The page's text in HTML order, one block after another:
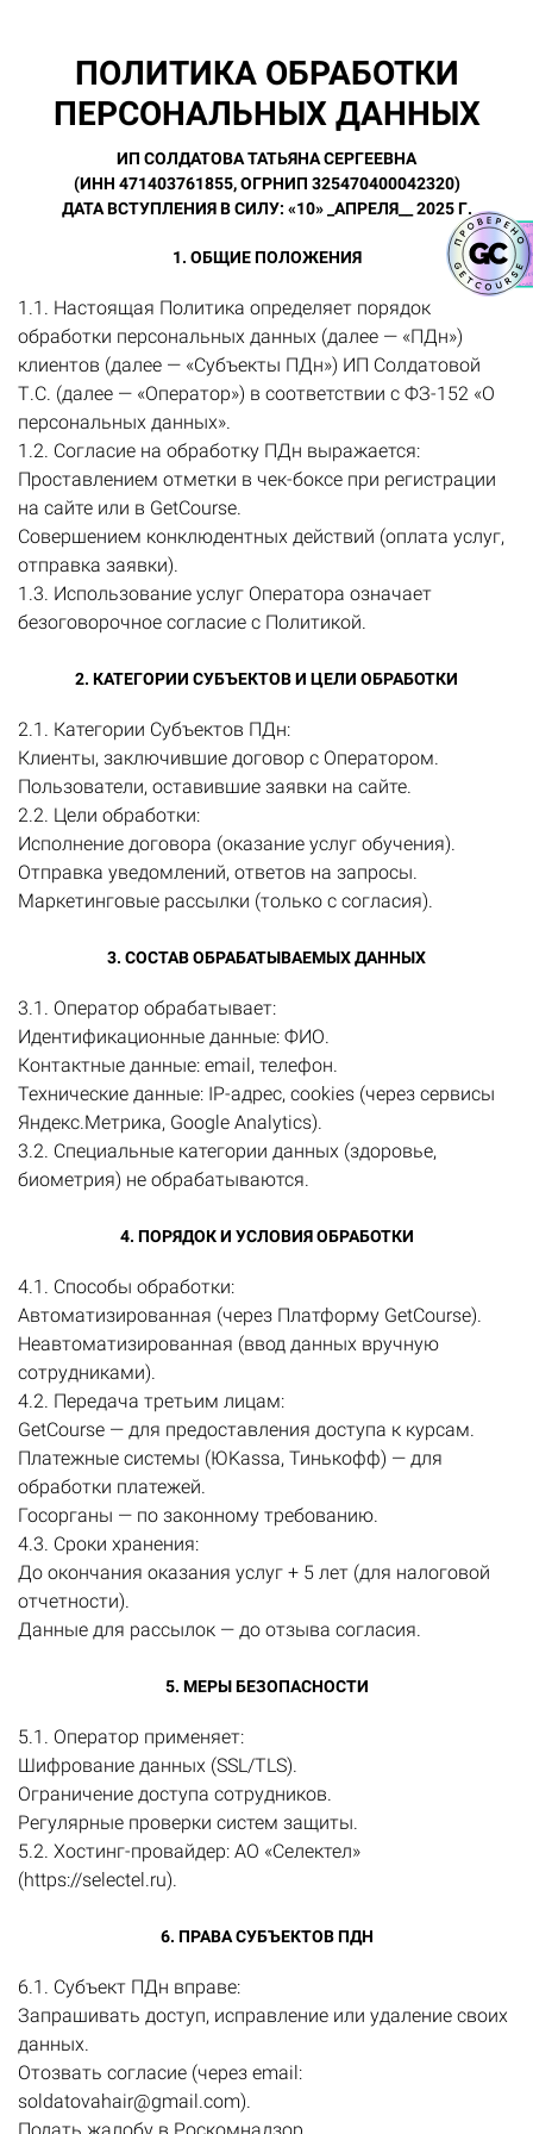
ПОЛИТИКА ОБРАБОТКИ
ПЕРСОНАЛЬНЫХ ДАННЫХ
ИП СОЛДАТОВА ТАТЬЯНА СЕРГЕЕВНА
(ИНН 471403761855, ОГРНИП 325470400042320)
ДАТА ВСТУПЛЕНИЯ В СИЛУ: «10» _АПРЕЛЯ__ 2025 Г.
1. ОБЩИЕ ПОЛОЖЕНИЯ
1.1. Настоящая Политика определяет порядок
обработки персональных данных (далее — «ПДн»)
клиентов (далее — «Субъекты ПДн») ИП Солдатовой
Т.С. (далее — «Оператор») в соответствии с ФЗ-152 «О
персональных данных».
1.2. Согласие на обработку ПДн выражается:
Проставлением отметки в чек-боксе при регистрации
на сайте или в GetCourse.
Совершением конклюдентных действий (оплата услуг,
отправка заявки).
1.3. Использование услуг Оператора означает
безоговорочное согласие с Политикой.
2. КАТЕГОРИИ СУБЪЕКТОВ И ЦЕЛИ ОБРАБОТКИ
2.1. Категории Субъектов ПДн:
Клиенты, заключившие договор с Оператором.
Пользователи, оставившие заявки на сайте.
2.2. Цели обработки:
Исполнение договора (оказание услуг обучения).
Отправка уведомлений, ответов на запросы.
Маркетинговые рассылки (только с согласия).
3. СОСТАВ ОБРАБАТЫВАЕМЫХ ДАННЫХ
3.1. Оператор обрабатывает:
Идентификационные данные: ФИО.
Контактные данные: email, телефон.
Технические данные: IP-адрес, cookies (через сервисы
Яндекс.Метрика, Google Analytics).
3.2. Специальные категории данных (здоровье,
биометрия) не обрабатываются.
4. ПОРЯДОК И УСЛОВИЯ ОБРАБОТКИ
4.1. Способы обработки:
Автоматизированная (через Платформу GetCourse).
Неавтоматизированная (ввод данных вручную
сотрудниками).
4.2. Передача третьим лицам:
GetCourse — для предоставления доступа к курсам.
Платежные системы (ЮKassa, Тинькофф) — для
обработки платежей.
Госорганы — по законному требованию.
4.3. Сроки хранения:
До окончания оказания услуг + 5 лет (для налоговой
отчетности).
Данные для рассылок — до отзыва согласия.
5. МЕРЫ БЕЗОПАСНОСТИ
5.1. Оператор применяет:
Шифрование данных (SSL/TLS).
Ограничение доступа сотрудников.
Регулярные проверки систем защиты.
5.2. Хостинг-провайдер: АО «Селектел»
(https://selectel.ru).
6. ПРАВА СУБЪЕКТОВ ПДН
6.1. Субъект ПДн вправе:
Запрашивать доступ, исправление или удаление своих
данных.
Отозвать согласие (через email:
soldatovahair@gmail.com).